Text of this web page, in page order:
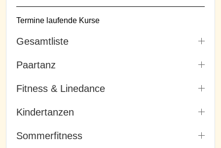
Termine laufende Kurse
Gesamtliste
Paartanz
Fitness & Linedance
Kindertanzen
Sommerfitness